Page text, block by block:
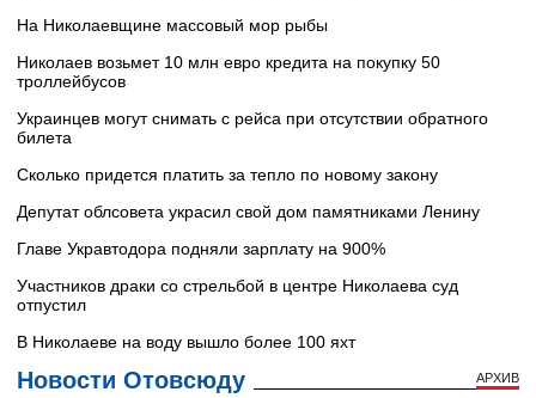
На Николаевщине массовый мор рыбы
Николаев возьмет 10 млн евро кредита на покупку 50
троллейбусов
Украинцев могут снимать с рейса при отсутствии обратного
билета
Сколько придется платить за тепло по новому закону
Депутат облсовета украсил свой дом памятниками Ленину
Главе Укравтодора подняли зарплату на 900%
Участников драки со стрельбой в центре Николаева суд
отпустил
В Николаеве на воду вышло более 100 яхт
Новости Отовсюду АРХИВ